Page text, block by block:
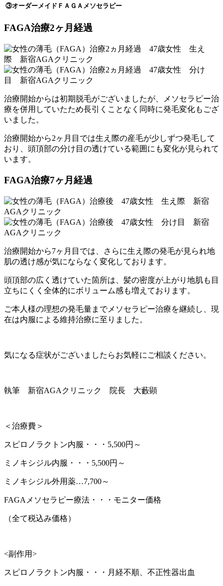
③オーダーメイドＦＡＧＡメソセラピー
FAGA治療2ヶ月経過
治療開始からは初期脱毛がございましたが、メソセラピー治
療を併用していたため長引くことなく同時に発毛変化もござ
いました。
治療開始から2ヶ月目では生え際の産毛が少しずつ発毛して
おり、頭頂部の分け目の透けている範囲にも変化が見られて
います。
FAGA治療7ヶ月経過
治療開始から7ヶ月目では、さらに生え際の発毛が見られ地
肌の透け感が気にならなく変化しております。
頭頂部の広く透けていた箇所は、髪の密度が上がり地肌も目
立ちにくく全体的にボリューム感も増えております。
ご本人様の理想の発毛量までメソセラピー治療を継続し、現
在は内服による維持治療に至りました。
気になる症状がございましたらお気軽にご相談ください。
執筆 新宿AGAクリニック 院長 大藪顕
＜治療費＞
スピロノラクトン内服・・・5,500円～
ミノキシジル内服・・・5,500円～
ミノキシジル外用薬…7,700～
FAGAメソセラピー療法・・・モニター価格
（全て税込み価格）
<副作用>
スピロノラクトン内服・・・月経不順、不正性器出血